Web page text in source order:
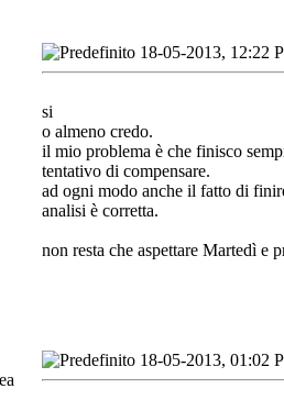
18-05-2013, 12:22
si
o almeno credo.
il mio problema è che finisco
tentativo di compensare.
ad ogni modo anche il fatto di
analisi è corretta.
non resta che aspettare Martedì e
18-05-2013, 01:02